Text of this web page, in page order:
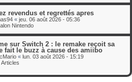
revendus et regrettés apres
« jeu. 06 août 2026 - 05:36
Nintendo
sur Switch 2 : le remake reçoit sa
fait le buzz à cause des amiibo
« lun. 03 août 2026 - 15:19